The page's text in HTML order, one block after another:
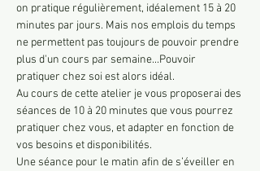
on pratique régulièrement, idéalement 15 à 20
minutes par jours. Mais nos emplois du temps
ne permettent pas toujours de pouvoir prendre
plus d'un cours par semaine...Pouvoir
pratiquer chez soi est alors idéal.
Au cours de cette atelier je vous proposerai des
séances de 10 à 20 minutes que vous pourrez
pratiquer chez vous, et adapter en fonction de
vos besoins et disponibilités.
Une séance pour le matin afin de s’éveiller en